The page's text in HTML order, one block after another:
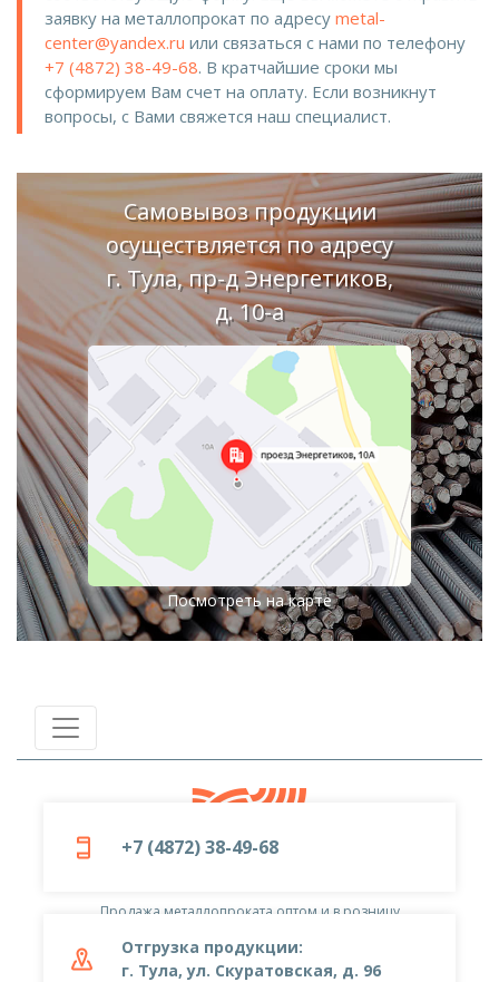
заявку на металлопрокат по адресу metal-
center@yandex.ru или связаться с нами по телефону
+7 (4872) 38-49-68. В кратчайшие сроки мы
сформируем Вам счет на оплату. Если возникнут
вопросы, с Вами свяжется наш специалист.
Самовывоз продукции
осуществляется по адресу
г. Тула, пр-д Энергетиков,
д. 10-а
Посмотреть на карте
+7 (4872) 38-49-68
Отгрузка продукции:
г. Тула, ул. Скуратовская, д. 96
Продажа металлопроката оптом и в розницу